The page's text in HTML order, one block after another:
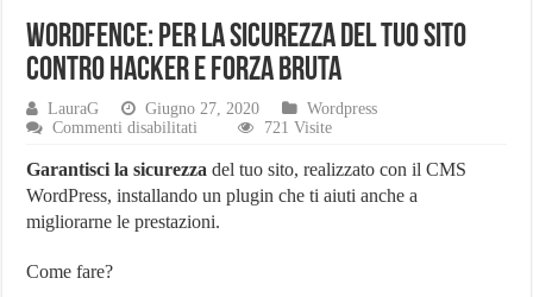
Wordfence: per la sicurezza del tuo sito
contro Hacker e Forza Bruta
LauraG Giugno 27, 2020
Wordpress
Commenti disabilitati
per
sicurezza
del
721 Visite
Garantisci la sicurezza del tuo sito, realizzato con il CMS
WordPress, installando un plugin che ti aiuti anche a
migliorarne le prestazioni.
Come fare?